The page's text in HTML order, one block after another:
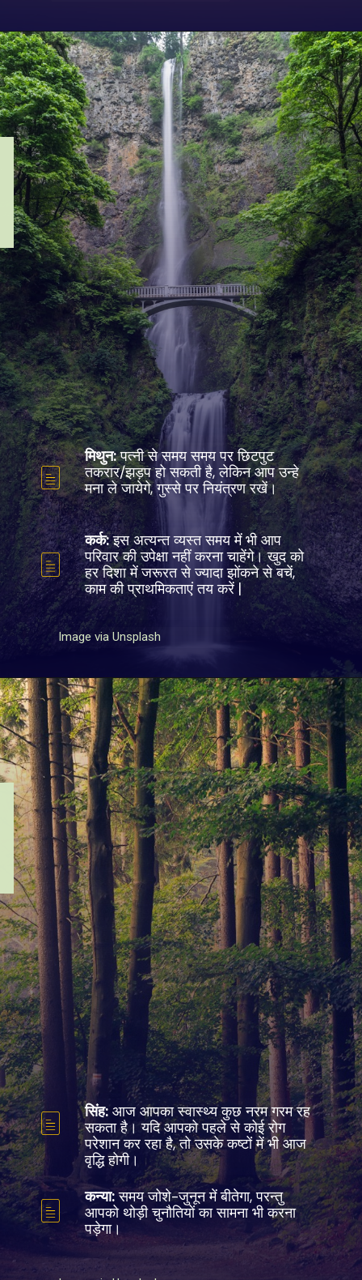
Image via Unsplash
मिथुन:पत्नी से समय समय पर छिटपुट
तकरार/झड़प हो सकती है, लेकिन आप उन्हे
मना ले जायेगे, गुस्से पर नियंत्रण रखें।
कर्क:इस अत्यन्त व्यस्त समय में भी आप
परिवार की उपेक्षा नहीं करना चाहेंगे। खुद को
हर दिशा में जरूरत से ज्यादा झोंकने से बचें,
काम की प्राथमिकताएं तय करें |
सिंह: आज आपका स्वास्थ्य कुछ नरम गरम रह
सकता है। यदि आपको पहले से कोई रोग
परेशान कर रहा है, तो उसके कष्टों में भी आज
वृद्धि होगी।
कन्या:समय जोशे-जुनून में बीतेगा, परन्तु
आपको थोड़ी चुनौतियों का सामना भी करना
पड़ेगा।